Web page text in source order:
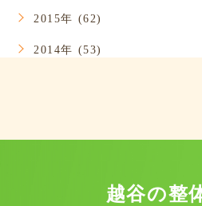
2015年 (62)
2014年 (53)
越谷の整